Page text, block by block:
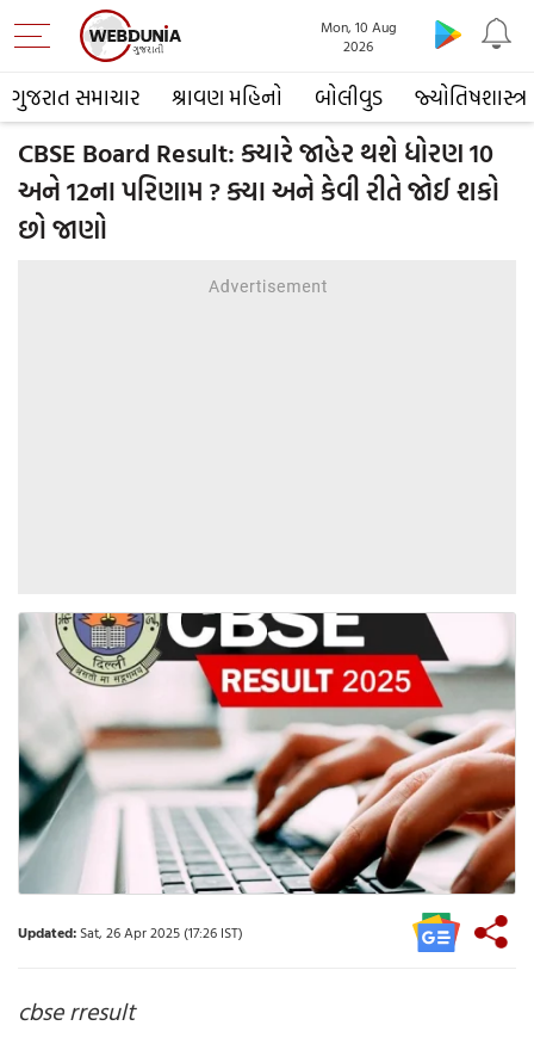
ગુજરાત સમાચાર શ્રાવણ મહિનો બોલીવુડ જ્યોતિષશાસ્ત્ર
Mon, 10 Aug
2026
CBSE Board Result: ક્યારે જાહેર થશે ધોરણ 10
અને 12ના પરિણામ ? ક્યા અને કેવી રીતે જોઈ શકો
છો જાણો
Updated:Sat, 26 Apr 2025 (17:26 IST)
cbse rresult